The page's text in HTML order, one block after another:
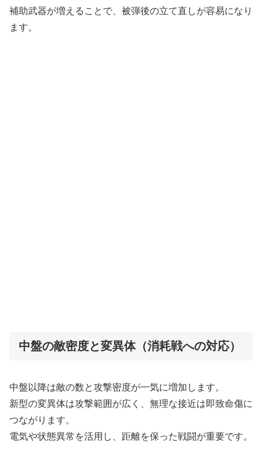
補助武器が増えることで、被弾後の立て直しが容易になり
ます。
中盤の敵密度と変異体（消耗戦への対応）
中盤以降は敵の数と攻撃密度が一気に増加します。
新型の変異体は攻撃範囲が広く、無理な接近は即致命傷に
つながります。
電気や状態異常を活用し、距離を保った戦闘が重要です。